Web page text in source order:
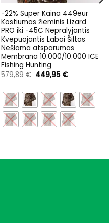
-22% Super Kaina 449eur
Kostiumas žieminis Lizard
PRO iki -45C Nepralyjantis
Kvepuojantis Labai Šiltas
Nešlama atsparumas
Membrana 10.000/10.000 ICE
Fishing Hunting
579,89€ Original
price
579,89 €.
449,95 €Current
449,95 €.